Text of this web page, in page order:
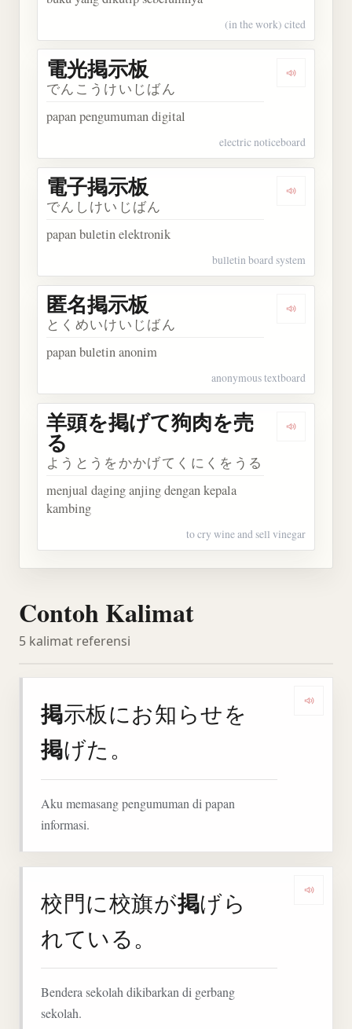
(in the work) cited
Dengarkan
電光掲示板
でんこうけいじばん
papan pengumuman digital
electric noticeboard
Dengarkan
電子掲示板
でんしけいじばん
papan buletin elektronik
bulletin board system
Dengarkan
匿名掲示板
とくめいけいじばん
papan buletin anonim
anonymous textboard
Dengarkan
羊頭を掲げて狗肉を売
る
ようとうをかかげてくにくをうる
menjual daging anjing dengan kepala
kambing
to cry wine and sell vinegar
Contoh Kalimat
5 kalimat referensi
掲示板にお知らせを
掲げた。
Aku memasang pengumuman di papan
informasi.
校門に校旗が掲げら
れている。
Bendera sekolah dikibarkan di gerbang
sekolah.